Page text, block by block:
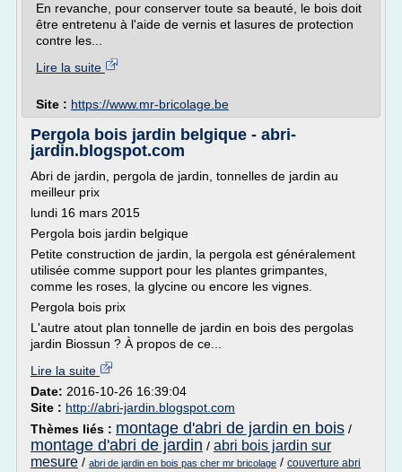
En revanche, pour conserver toute sa beauté, le bois doit
être entretenu à l'aide de vernis et lasures de protection
contre les...
Lire la suite
Site : https://www.mr-bricolage.be
Pergola bois jardin belgique - abri-
jardin.blogspot.com
Abri de jardin, pergola de jardin, tonnelles de jardin au
meilleur prix
lundi 16 mars 2015
Pergola bois jardin belgique
Petite construction de jardin, la pergola est généralement
utilisée comme support pour les plantes grimpantes,
comme les roses, la glycine ou encore les vignes.
Pergola bois prix
L'autre atout plan tonnelle de jardin en bois des pergolas
jardin Biossun ? À propos de ce...
Lire la suite
Date: 2016-10-26 16:39:04
Site : http://abri-jardin.blogspot.com
Thèmes liés : montage d'abri de jardin en bois /
montage d'abri de jardin / abri bois jardin sur
mesure / abri de jardin en bois pas cher mr bricolage / couverture abri